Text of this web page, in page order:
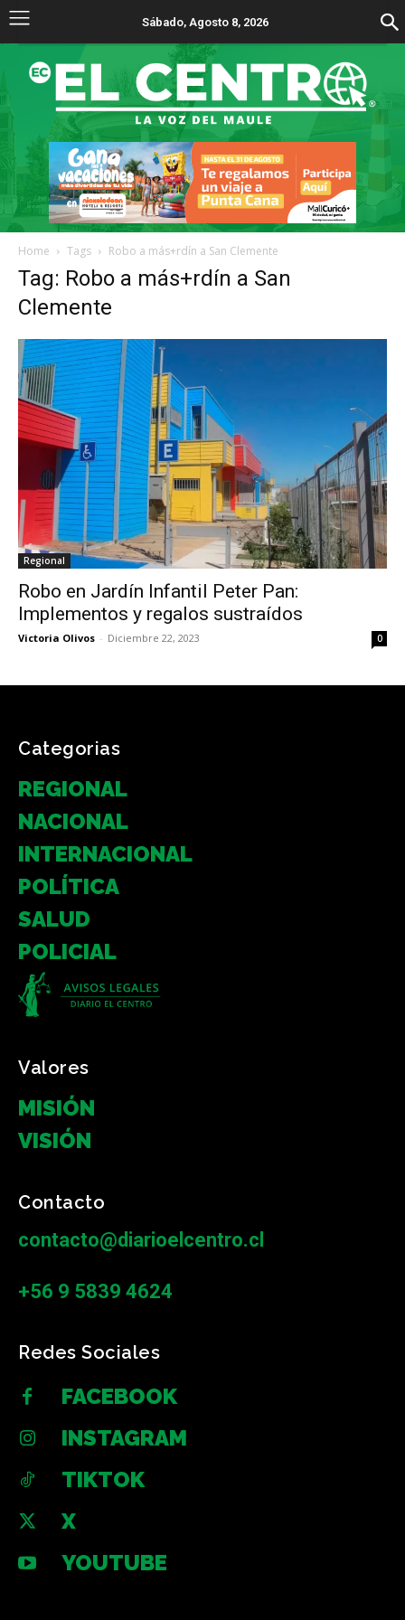
Sábado, Agosto 8, 2026
Home Tags Robo a más+rdín a San Clemente
Tag: Robo a más+rdín a San
Clemente
Regional
Robo en Jardín Infantil Peter Pan:
Implementos y regalos sustraídos
Victoria Olivos - Diciembre 22, 2023 0
Categorias
REGIONAL
NACIONAL
INTERNACIONAL
POLÍTICA
SALUD
POLICIAL
Valores
MISIÓN
VISIÓN
Contacto
contacto@diarioelcentro.cl
+56 9 5839 4624
Redes Sociales
FACEBOOK
INSTAGRAM
TIKTOK
X
YOUTUBE